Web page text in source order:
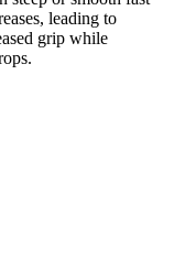
leading to
grip while